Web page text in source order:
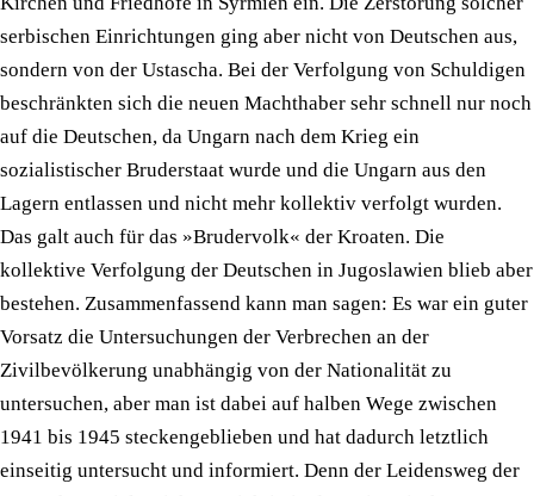
serbischen Einrichtungen ging aber nicht von Deutschen aus,
sondern von der Ustascha. Bei der Verfolgung von Schuldigen
beschränkten sich die neuen Machthaber sehr schnell nur noch
auf die Deutschen, da Ungarn nach dem Krieg ein
sozialistischer Bruderstaat wurde und die Ungarn aus den
Lagern entlassen und nicht mehr kollektiv verfolgt wurden.
Das galt auch für das »Brudervolk« der Kroaten. Die
kollektive Verfolgung der Deutschen in Jugoslawien blieb aber
bestehen. Zusammenfassend kann man sagen: Es war ein guter
Vorsatz die Untersuchungen der Verbrechen an der
Zivilbevölkerung unabhängig von der Nationalität zu
untersuchen, aber man ist dabei auf halben Wege zwischen
1941 bis 1945 steckengeblieben und hat dadurch letztlich
einseitig untersucht und informiert. Denn der Leidensweg der